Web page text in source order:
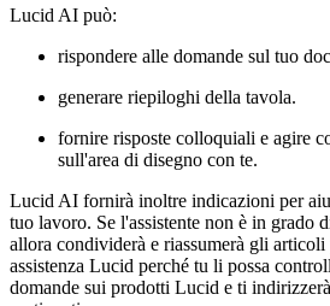
Lucid AI può:
rispondere alle domande sul tuo
generare riepiloghi della tavola.
fornire risposte colloquiali e agire
sull'area di disegno con te.
Lucid AI fornirà inoltre indicazioni per
tuo lavoro. Se l'assistente non è in grado
allora condividerà e riassumerà gli
assistenza Lucid perché tu li possa
domande sui prodotti Lucid e ti